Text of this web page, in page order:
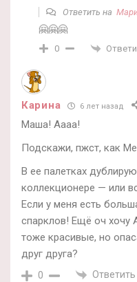
Ответить на
🤗🤗🤗
0
Карина 6 лет назад
Маша! Аааа!
Подскажи, пжст, как
В ее палетках
коллекционере — или
Если у меня есть
спарклов! Ещё оч хочу
тоже красивые, но
друг друга?
0 Ответить